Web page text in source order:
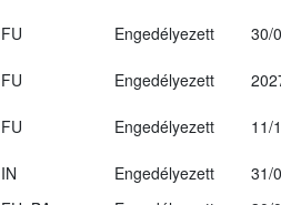
FU Engedélyezett 30/
FU Engedélyezett
FU Engedélyezett 11/
IN Engedélyezett
31/